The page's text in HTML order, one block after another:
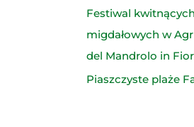
Festiwal
migdałowych w
del Mandrolo in
Piaszczyste plaże